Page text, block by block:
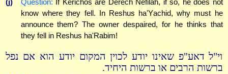
(j) Question: If Kerichos are Derech Nefilah, if so, he does not
know where they fell. In Reshus ha'Yachid, why must he
announce them? The owner despaired, for he thinks that
they fell in Reshus ha'Rabim!
וי"ל דאע"פ שאינו יודע לכוין המקום יודע הוא אם נפל
ברשות הרבים או ברשות היחיד.